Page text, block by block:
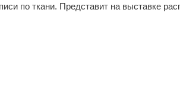
по ткани. Представит на выставке